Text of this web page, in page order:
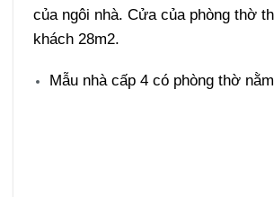
của ngôi nhà. Cửa của phòng thờ
khách 28m2.
Mẫu nhà cấp 4 có phòng thờ